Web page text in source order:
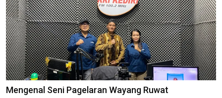
Mengenal Seni Pagelaran Wayang Ruwat